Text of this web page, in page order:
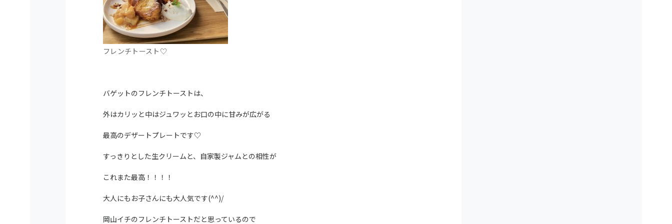
フレンチトースト♡
バゲットのフレンチトーストは、
外はカリッと中はジュワッとお口の中に甘みが広がる
最高のデザートプレートです♡
すっきりとした生クリームと、自家製ジャムとの相性が
これまた最高！！！！
大人にもお子さんにも大人気です(^^)/
岡山イチのフレンチトーストだと思っているので